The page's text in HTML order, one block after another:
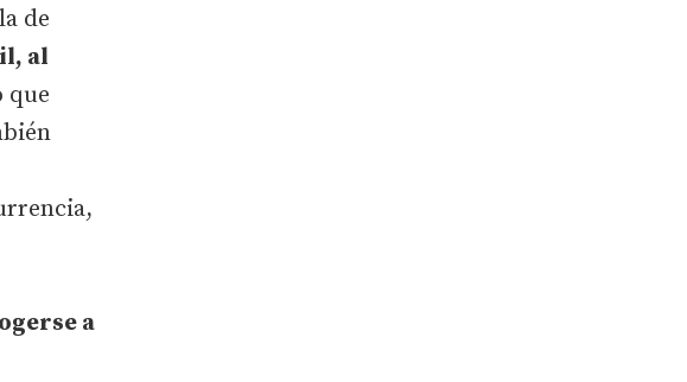
de
al
que
a